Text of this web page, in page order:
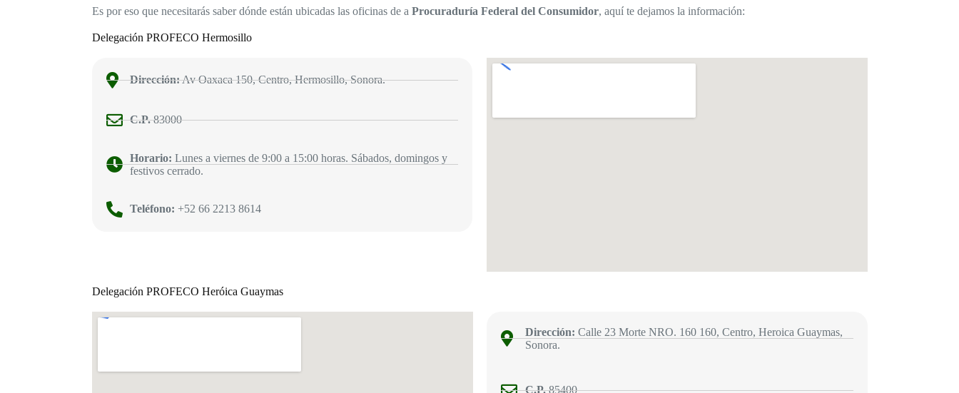
Es por eso que necesitarás saber dónde están ubicadas las oficinas de a Procuraduría Federal del Consumidor, aquí te dejamos la información:
Delegación PROFECO Hermosillo
Dirección:Av Oaxaca 150, Centro, Hermosillo, Sonora.
C.P.83000
Horario: Lunes a viernes de 9:00 a 15:00 horas. Sábados, domingos y
festivos cerrado.
Teléfono: +52 66 2213 8614
Delegación PROFECO Heróica Guaymas
Dirección: Calle 23 Morte NRO. 160 160, Centro, Heroica Guaymas,
Sonora.
C.P.85400